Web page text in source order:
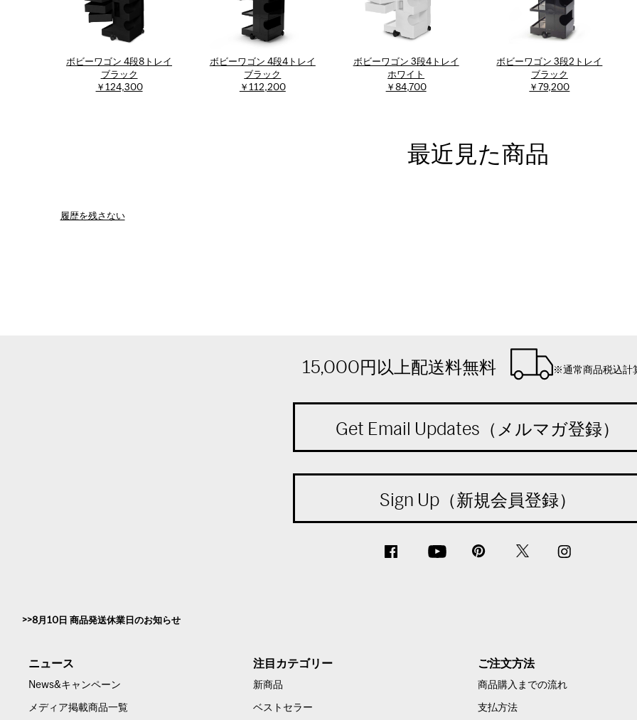
ボビーワゴン 4段8トレイ
ブラック
￥124,300
ボビーワゴン 4段4トレイ
ブラック
￥112,200
ボビーワゴン 3段4トレイ
ホワイト
￥84,700
ボビーワゴン 3段2トレイ
ブラック
￥79,200
最近見た商品
履歴を残さない
15,000円以上配送料無料 ※通常商品税込計
Get Email Updates（メルマガ登録）
Sign Up（新規会員登録）
8月10日 商品発送休業日のお知らせ
ニュース
News&キャンペーン
メディア掲載商品一覧
注目カテゴリー
新商品
ベストセラー
ご注文方法
商品購入までの流れ
支払方法